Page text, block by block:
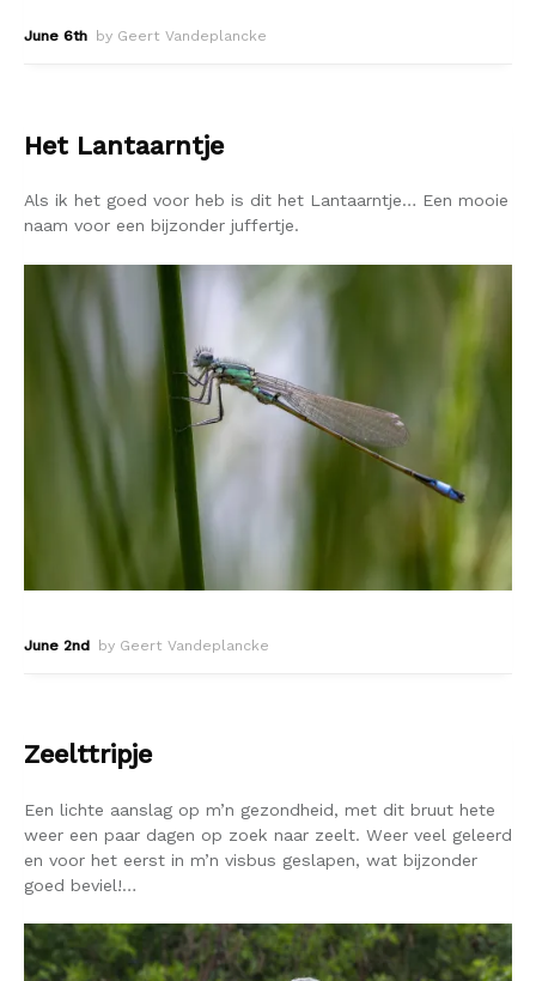
June 6th by Geert Vandeplancke
Het Lantaarntje
Als ik het goed voor heb is dit het Lantaarntje… Een mooie
naam voor een bijzonder juffertje.
June 2nd by Geert Vandeplancke
Zeelttripje
Een lichte aanslag op m’n gezondheid, met dit bruut hete
weer een paar dagen op zoek naar zeelt. Weer veel geleerd
en voor het eerst in m’n visbus geslapen, wat bijzonder
goed beviel!…